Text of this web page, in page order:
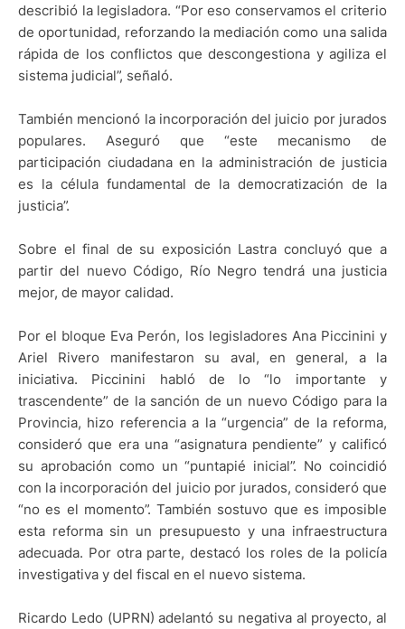
describió la legisladora. “Por eso conservamos el criterio
de oportunidad, reforzando la mediación como una salida
rápida de los conflictos que descongestiona y agiliza el
sistema judicial”, señaló.
También mencionó la incorporación del juicio por jurados
populares. Aseguró que “este mecanismo de
participación ciudadana en la administración de justicia
es la célula fundamental de la democratización de la
justicia”.
Sobre el final de su exposición Lastra concluyó que a
partir del nuevo Código, Río Negro tendrá una justicia
mejor, de mayor calidad.
Por el bloque Eva Perón, los legisladores Ana Piccinini y
Ariel Rivero manifestaron su aval, en general, a la
iniciativa. Piccinini habló de lo “lo importante y
trascendente” de la sanción de un nuevo Código para la
Provincia, hizo referencia a la “urgencia” de la reforma,
consideró que era una “asignatura pendiente” y calificó
su aprobación como un “puntapié inicial”. No coincidió
con la incorporación del juicio por jurados, consideró que
“no es el momento”. También sostuvo que es imposible
esta reforma sin un presupuesto y una infraestructura
adecuada. Por otra parte, destacó los roles de la policía
investigativa y del fiscal en el nuevo sistema.
Ricardo Ledo (UPRN) adelantó su negativa al proyecto, al